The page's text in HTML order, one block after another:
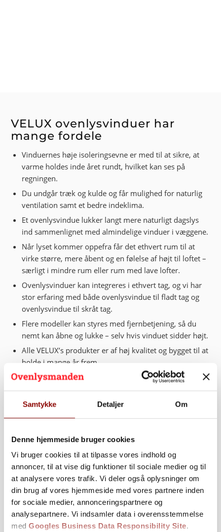
Samtykke Detaljer Om
Denne hjemmeside bruger cookies
Vi bruger cookies til at tilpasse vores indhold og
annoncer, til at vise dig funktioner til sociale medier og til
at analysere vores trafik. Vi deler også oplysninger om
din brug af vores hjemmeside med vores partnere inden
for sociale medier, annonceringspartnere og
analysepartnere. Vi indsamler data i overensstemmelse
med Googles Business Data Responsibility Site.
VELUX ovenlysvinduer har
mange fordele
Vinduernes høje isoleringsevne er med til at sikre, at
varme holdes inde året rundt, hvilket kan ses på
regningen.
Du undgår træk og kulde og får mulighed for naturlig
ventilation samt et bedre indeklima.
Et ovenlysvindue lukker langt mere naturligt dagslys
ind sammenlignet med almindelige vinduer i væggene.
Når lyset kommer oppefra får det ethvert rum til at
virke større, mere åbent og en følelse af højt til loftet –
særligt i mindre rum eller rum med lave lofter.
Ovenlysvinduer kan integreres i ethvert tag, og vi har
stor erfaring med både ovenlysvindue til fladt tag og
ovenlysvindue til skråt tag.
Flere modeller kan styres med fjernbetjening, så du
nemt kan åbne og lukke – selv hvis vinduet sidder højt.
Alle VELUX’s produkter er af høj kvalitet og bygget til at
holde i mange år frem.
Med vinduernes vippefunktion er det muligt at rotere
vinduet 180 grader – derfor kan du nemt rengøre den
udvendige rude, imens du står indenfor.
Og mange, mange flere fordele…
Kontakt Ovenlysmanden i dag
Ønsker du at høre mere om os, eller er du i tvivl om, hvad
der giver bedst mening for dig? Som erfaren
dagslysrådgiver hjælper vi med at finde frem til præcis
den løsning, der passer til dine ønsker, behov og budget.